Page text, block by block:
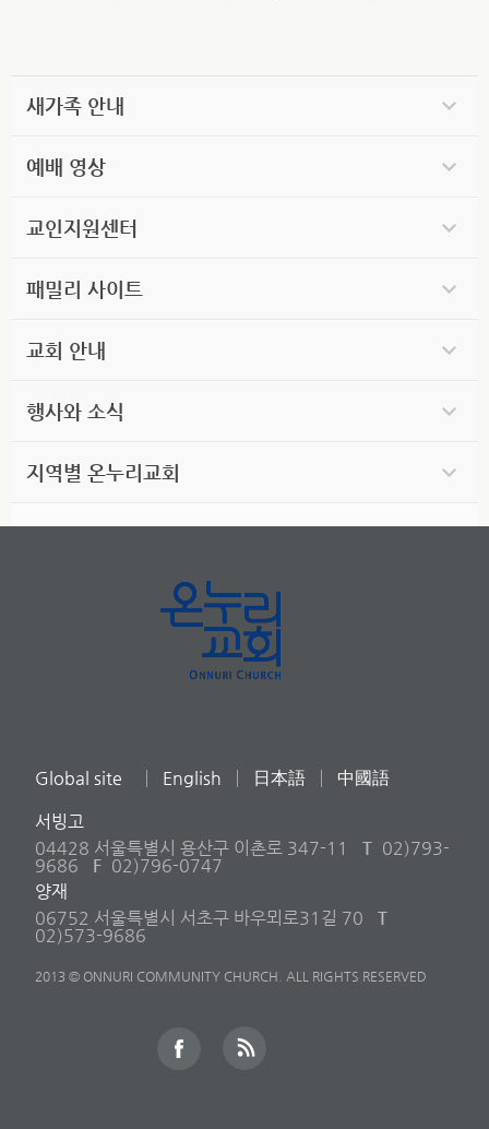
새가족 안내
예배 영상
교인지원센터
패밀리 사이트
교회 안내
행사와 소식
지역별 온누리교회
Global site English 日本語 中國語
서빙고
04428 서울특별시 용산구 이촌로 347-11
T 02)793-
9686
F 02)796-0747
양재
06752 서울특별시 서초구 바우뫼로31길 70
T
02)573-9686
2013 © ONNURI COMMUNITY CHURCH. ALL RIGHTS RESERVED